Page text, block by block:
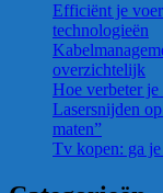
Efficiënt je
technologieën
overzichtelijk
Hoe verbeter
Lasersnijden
maten”
Tv kopen: ga